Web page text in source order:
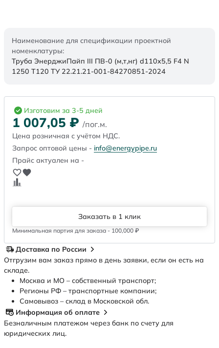
Наименование для спецификации проектной
номенклатуры:
Труба ЭнерджиПайп III ПВ-0 (м,т,нг) d110x5,5 F4 N
1250 Т120 ТУ 22.21.21-001-84270851-2024
Изготовим за 3-5 дней
1 007,05 ₽ /пог.м.
Цена розничная с учётом НДС.
Запрос оптовой цены - info@energypipe.ru
Прайс актуален на -
Заказать в 1 клик
Минимальная партия для заказа - 100,000 ₽
Доставка по России
Отгрузим вам заказ прямо в день заявки, если он есть на
складе.
Москва и МО – собственный транспорт;
Регионы РФ – транспортные компании;
Самовывоз – склад в Московской обл.
Информация об оплате
Безналичным платежом через банк по счету для
юридических лиц.